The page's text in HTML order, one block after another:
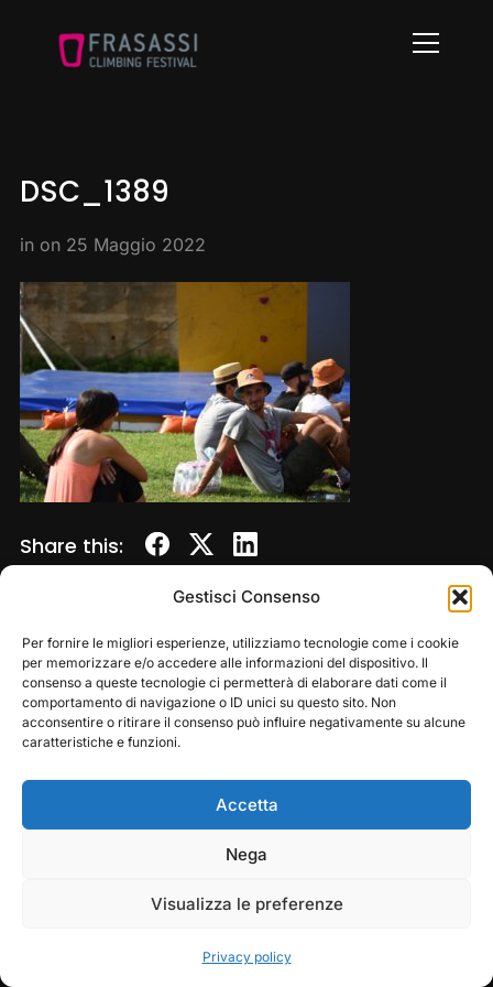
Gestisci Consenso
Per fornire le migliori esperienze, utilizziamo tecnologie come i cookie
per memorizzare e/o accedere alle informazioni del dispositivo. Il
consenso a queste tecnologie ci permetterà di elaborare dati come il
comportamento di navigazione o ID unici su questo sito. Non
acconsentire o ritirare il consenso può influire negativamente su alcune
caratteristiche e funzioni.
Accetta
Nega
Visualizza le preferenze
Privacy policy
Info
DSC_1389
in on 25 Maggio 2022
Share this:
Copyright © 2026 — Frasassi Climbing Festival. All
Rights Reserved